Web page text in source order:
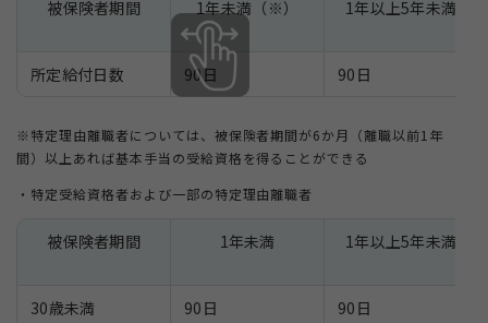
被保険者期間 1年未満（※） 1年以上5年未満
所定給付日数 90日 90日
※特定理由離職者については、被保険者期間が6か月（離職以前1年
間）以上あれば基本手当の受給資格を得ることができる
・特定受給資格者および一部の特定理由離職者
被保険者期間 1年未満 1年以上5年未満
30歳未満 90日 90日